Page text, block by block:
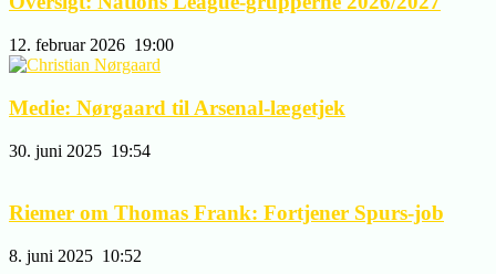
12. februar 2026 19:00
Medie: Nørgaard til Arsenal-lægetjek
30. juni 2025 19:54
Riemer om Thomas Frank: Fortjener Spurs-job
8. juni 2025 10:52